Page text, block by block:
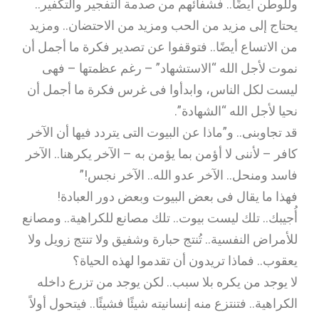
وللوطن أيضًا.. فشفائهم من صدمة التفجير والتكفير..
يحتاج إلى مزيد من الحب ومزيد من الاحتضان.. ومزيد
من الاتساع أيضًا.. فتوقفوا عن تصدير فكرة ما أجمل أن
نموت لأجل الله “الاستشهاد” – رغم عظمتها – فهى
ليست لكل الناس، وابدأوا فى غرس فكرة ما أجمل أن
نحيا لأجل الله “الشهادة”.
قد تجاوبنى.. و”ماذا عن البيوت التى يتردد فيها أن الآخر
كافر – لأننى لا أؤمن بما يؤمن به – الآخر يكرهنا.. الآخر
فاسد ومنحل.. الآخر عدو الله.. الآخر نجس!”
فهذا ما يقال فى بعض البيوت وبعض دور العبادة!
أُجيبك.. تلك ليست بيوت.. تلك مصانع للكراهية.. ومصانع
للأمراض النفسية.. تُنتج حبارة وشفيق ولا تنتج زويل ولا
يعقوب.. فماذا تريدون أن تقدموا لهذه الحياة؟
لا يوجد من يكره بلا سبب.. لكن يوجد من تزرع داخله
الكراهية.. فتنتزع منه إنسانيته شيئًا فشيئًا.. فيتحول أولاً